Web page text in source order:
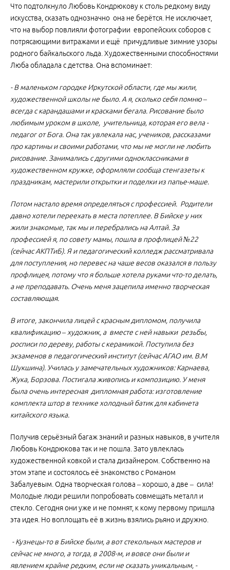
Что подтолкнуло Любовь Кондрюкову к столь редкому виду
искусства, сказать однозначно она не берётся. Не исключает,
что на выбор повлияли фотографии европейских соборов с
потрясающими витражами и ещё причудливые зимние узоры
родного байкальского льда. Художественными способностями
Люба обладала с детства. Она вспоминает:
- В маленьком городке Иркутской области, где мы жили,
художественной школы не было. А я, сколько себя помню –
всегда с карандашами и красками бегала. Рисование было
любимым уроком в школе, учительница, которая его вела -
педагог от Бога. Она так увлекала нас, учеников, рассказами
про картины и своими работами, что мы не могли не любить
рисование. Занимались с другими одноклассниками в
художественном кружке, оформляли сообща стенгазеты к
праздникам, мастерили открытки и поделки из папье-маше.
Потом настало время определяться с профессией. Родители
давно хотели переехать в места потеплее. В Бийске у них
жили знакомые, так мы и перебрались на Алтай. За
профессией я, по совету мамы, пошла в профлицей №22
(сейчас АКПТиБ). Я и педагогический колледж рассматривала
для поступления, но перевес на чаше весов оказался в пользу
профлицея, потому что я больше хотела руками что-то делать,
а не преподавать. Очень меня зацепила именно творческая
составляющая.
В итоге, закончила лицей с красным дипломом, получила
квалификацию – художник, а вместе с ней навыки резьбы,
росписи по дереву, работы с керамикой. Поступила без
экзаменов в педагогический институт (сейчас АГАО им. В.М
Шукшина). Училась у замечательных художников: Карнаева,
Жука, Борзова. Постигала живопись и композицию. У меня
была очень интересная дипломная работа: изготовление
комплекта штор в технике холодный батик для кабинета
китайского языка.
Получив серьёзный багаж знаний и разных навыков, в учителя
Любовь Кондрюкова так и не пошла. Зато увлеклась
художественной ковкой и стала дизайнером. Собственно на
этом этапе и состоялось её знакомство с Романом
Забалуевым. Одна творческая голова – хорошо, а две – сила!
Молодые люди решили попробовать совмещать металл и
стекло. Сегодня они уже и не помнят, к кому первому пришла
эта идея. Но воплощать её в жизнь взялись рьяно и дружно.
- Кузнецы-то в Бийске были, а вот стекольных мастеров и
сейчас не много, а тогда, в 2008-м, и вовсе они были и
явлением крайне редким, если не сказать уникальным, -